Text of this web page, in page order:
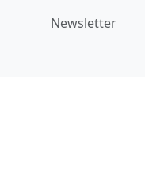
Newsletter